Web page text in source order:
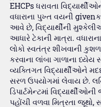
EHCPs ધરાવતા
વધારાના પુખ્ત વયની
આવે છે, વિદ્યાર્થીની
આધારે ટેકાની માત્રા.
લોકો સ્વતંત્ર શીખવાની
કરવાના લાંબા ગાળાના
વ્યક્તિગત વિદ્યાર્થીઓને
સરળ ઉપયોગમાં લેવાય છે.
ડિપાર્ટમેન્ટમાં
પહોંચી વળવા મિત્રતા જૂથો,